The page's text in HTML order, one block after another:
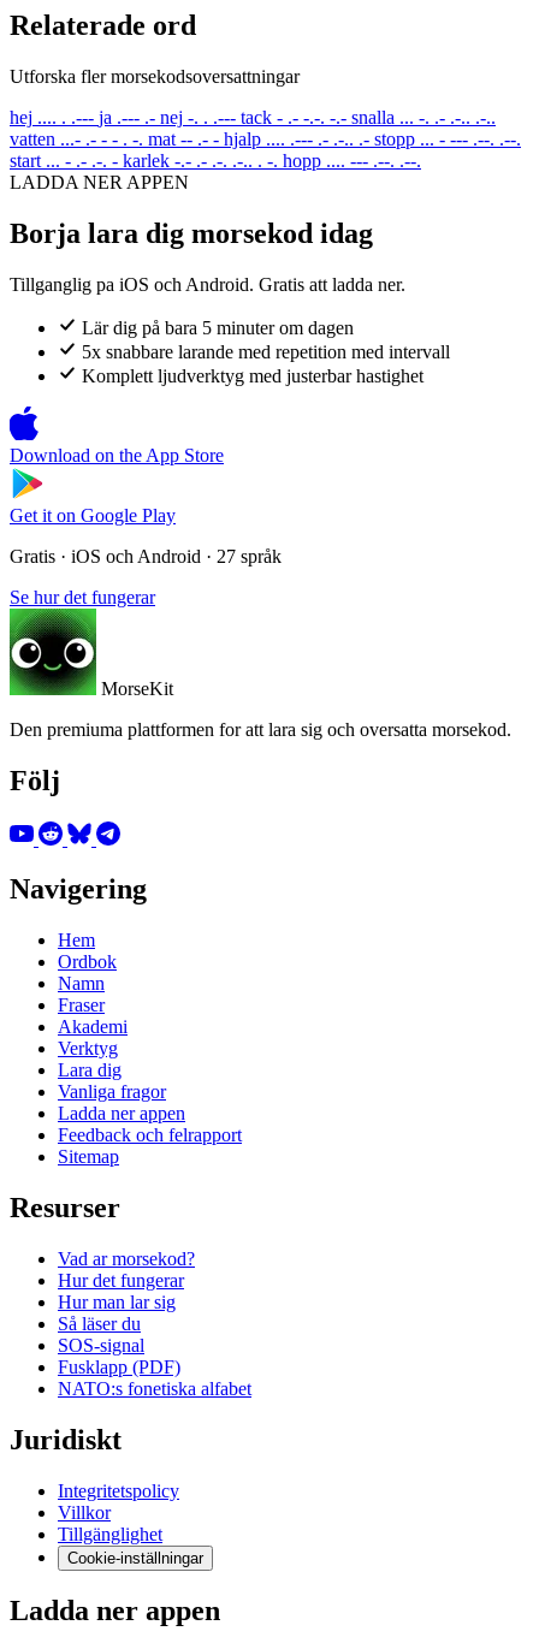
Relaterade ord
Utforska fler morsekodsoversattningar
hej .... . .--- ja .--- .- nej -. . .--- tack - .- -.-. -.- snalla ... -. .- .-.. .-..
vatten ...- .- - - . -. mat -- .- - hjalp .... .--- .- .-.. .- stopp ... - --- .--. .--.
start ... - .- .-. - karlek -.- .- .-. .-.. . -. hopp .... --- .--. .--.
LADDA NER APPEN
Borja lara dig morsekod idag
Tillganglig pa iOS och Android. Gratis att ladda ner.
Lär dig på bara 5 minuter om dagen
5x snabbare larande med repetition med intervall
Komplett ljudverktyg med justerbar hastighet
Download on the App Store
Get it on Google Play
Gratis · iOS och Android · 27 språk
Se hur det fungerar
MorseKit
Den premiuma plattformen for att lara sig och oversatta morsekod.
Följ
Navigering
Hem
Ordbok
Namn
Fraser
Akademi
Verktyg
Lara dig
Vanliga fragor
Ladda ner appen
Feedback och felrapport
Sitemap
Resurser
Vad ar morsekod?
Hur det fungerar
Hur man lar sig
Så läser du
SOS-signal
Fusklapp (PDF)
NATO:s fonetiska alfabet
Juridiskt
Integritetspolicy
Villkor
Tillgänglighet
Cookie-inställningar
Ladda ner appen